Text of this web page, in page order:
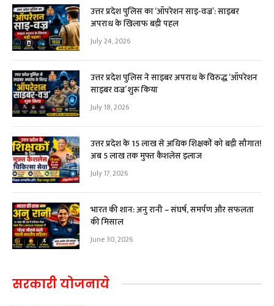
उत्तर प्रदेश पुलिस का ‘ऑपरेशन साइ-वज्र’: साइबर
अपराध के खिलाफ बड़ी पहल
July 24, 2026
उत्तर प्रदेश पुलिस ने साइबर अपराध के विरुद्ध ‘ऑपरेशन
साइबर वज्र’ शुरू किया
July 18, 2026
उत्तर प्रदेश के 15 लाख से अधिक शिक्षकों को बड़ी सौगात!
अब ₹5 लाख तक मुफ्त कैशलेस इलाज
July 17, 2026
भारत की शान: अनु रानी – संघर्ष, समर्पण और सफलता
की मिसाल
June 30, 2026
सरकारी योजनाये